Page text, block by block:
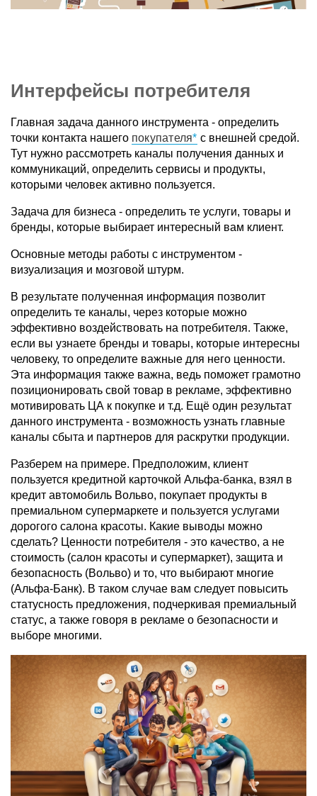
Интерфейсы потребителя
Главная задача данного инструмента - определить
точки контакта нашего покупателя
с внешней средой.
Тут нужно рассмотреть каналы получения данных и
коммуникаций, определить сервисы и продукты,
которыми человек активно пользуется.
Задача для бизнеса - определить те услуги, товары и
бренды, которые выбирает интересный вам клиент.
Основные методы работы с инструментом -
визуализация и мозговой штурм.
В результате полученная информация позволит
определить те каналы, через которые можно
эффективно воздействовать на потребителя. Также,
если вы узнаете бренды и товары, которые интересны
человеку, то определите важные для него ценности.
Эта информация также важна, ведь поможет грамотно
позиционировать свой товар в рекламе, эффективно
мотивировать ЦА к покупке и т.д. Ещё один результат
данного инструмента - возможность узнать главные
каналы сбыта и партнеров для раскрутки продукции.
Разберем на примере. Предположим, клиент
пользуется кредитной карточкой Альфа-банка, взял в
кредит автомобиль Вольво, покупает продукты в
премиальном супермаркете и пользуется услугами
дорогого салона красоты. Какие выводы можно
сделать? Ценности потребителя - это качество, а не
стоимость (салон красоты и супермаркет), защита и
безопасность (Вольво) и то, что выбирают многие
(Альфа-Банк). В таком случае вам следует повысить
статусность предложения, подчеркивая премиальный
статус, а также говоря в рекламе о безопасности и
выборе многими.